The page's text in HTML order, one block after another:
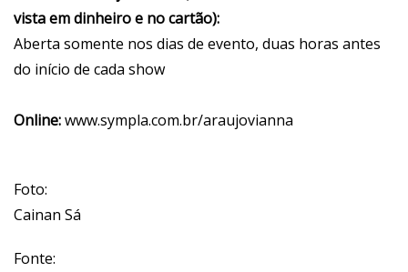
vista em dinheiro e no cartão):
Aberta somente nos dias de evento, duas horas antes
do início de cada show
Online:www.sympla.com.br/araujovianna
Foto:
Cainan Sá
Fonte: